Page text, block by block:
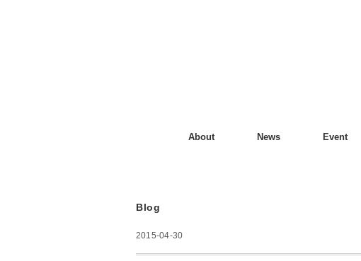
About News Event
Blog
2015-04-30